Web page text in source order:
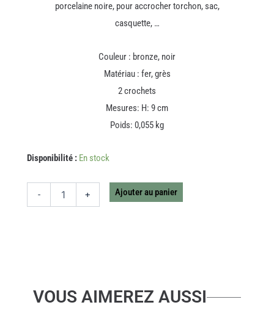
porcelaine noire, pour accrocher torchon, sac,
casquette, …
Couleur : bronze, noir
Matériau : fer, grès
2 crochets
Mesures: H: 9 cm
Poids: 0,055 kg
Disponibilité : En stock
-
quantité
+ Ajouter au panier
VOUS AIMEREZ AUSSI